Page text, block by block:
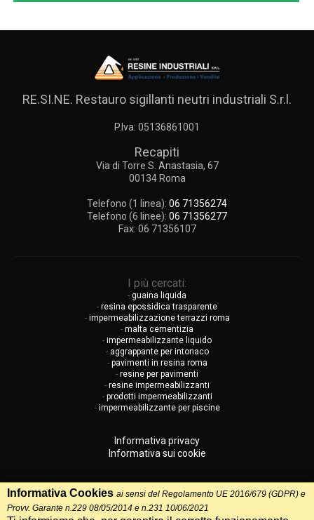
RE.SI.NE. Restauro sigillanti neutri industriali S.r.l.
P.Iva: 05136861001
Recapiti
Via di Torre S. Anastasia, 67
00134 Roma
Telefono (1 linea): 06 71356274
Telefono (6 linee): 06 71356277
Fax: 06 71356107
I più cercati:
- guaina liquida
- resina epossidica trasparente
- impermeabilizzazione terrazzi roma
- malta cementizia
- impermeabilizzante liquido
- aggrappante per intonaco
- pavimenti in resina roma
- resine per pavimenti
- resine impermeabilizzanti
- prodotti impermeabilizzanti
- impermeabilizzante per piscine
Informativa privacy
Informativa sui cookie
Vedi versione Desktop del sito
Informativa Cookies ai sensi del Regolamento UE 2016/679 (GDPR) e
Provv. Garante n.229 08/05/2014 e n.231 10/06/2021